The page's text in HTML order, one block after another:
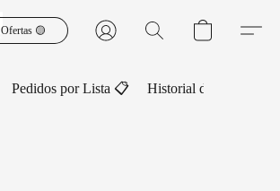
Ofertas 🟡
Pedidos por Lista 📋 Historial de Pedidos